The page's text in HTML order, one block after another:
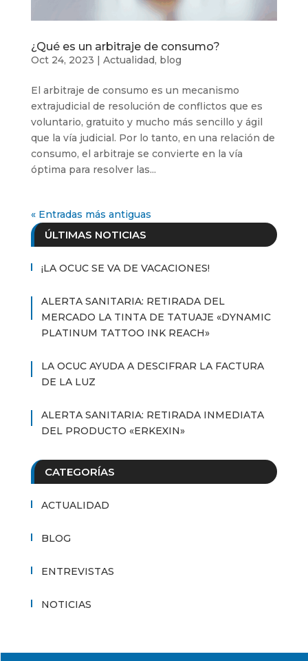
¿Qué es un arbitraje de consumo?
Oct 24, 2023 | Actualidad, blog
El arbitraje de consumo es un mecanismo
extrajudicial de resolución de conflictos que es
voluntario, gratuito y mucho más sencillo y ágil
que la vía judicial. Por lo tanto, en una relación de
consumo, el arbitraje se convierte en la vía
óptima para resolver las...
« Entradas más antiguas
ÚLTIMAS NOTICIAS
¡LA OCUC SE VA DE VACACIONES!
ALERTA SANITARIA: RETIRADA DEL
MERCADO LA TINTA DE TATUAJE «DYNAMIC
PLATINUM TATTOO INK REACH»
LA OCUC AYUDA A DESCIFRAR LA FACTURA
DE LA LUZ
ALERTA SANITARIA: RETIRADA INMEDIATA
DEL PRODUCTO «ERKEXIN»
CATEGORÍAS
ACTUALIDAD
BLOG
ENTREVISTAS
NOTICIAS